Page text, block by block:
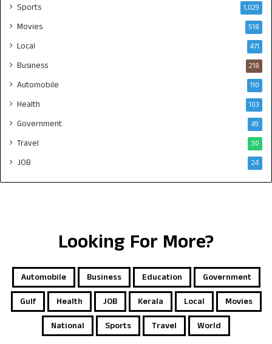
Sports 1,029
Movies 518
Local 471
Business 218
Automobile 110
Health 103
Government 49
Travel 30
JOB 24
Looking For More?
Automobile Business Education
Government
Gulf
Health JOB Kerala Local
Movies
National
Sports Travel World